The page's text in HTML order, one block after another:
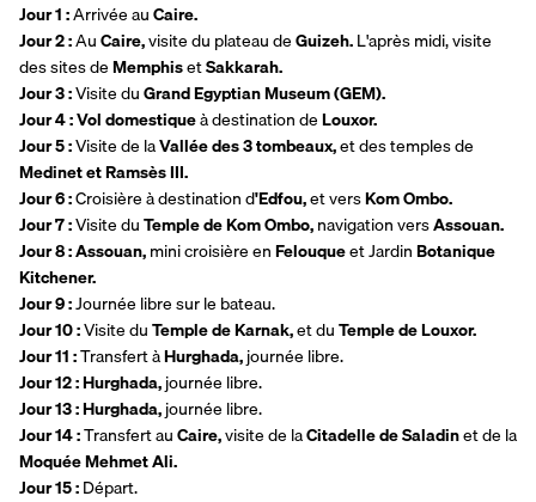
Jour 1 : Arrivée au Caire.
Jour 2 : Au Caire, visite du plateau de Guizeh. L'après midi, visite
des sites de Memphis et Sakkarah.
Jour 3 : Visite du Grand Egyptian Museum (GEM).
Jour 4 : Vol domestique à destination de Louxor.
Jour 5 : Visite de la Vallée des 3 tombeaux,
Medinet et Ramsès III.
Jour 6 : Croisière à destination d'Edfou, et vers Kom Ombo.
Jour 7 : Visite du Temple de Kom Ombo, navigation vers Assouan.
Jour 8 : Assouan, mini croisière en Felouque et Jardin Botanique
Kitchener.
Jour 9 : Journée libre sur le bateau.
Jour 10 : Visite du Temple de Karnak, et du Temple de Louxor.
Jour 11 : Transfert à Hurghada, journée libre.
Jour 12 : Hurghada, journée libre.
Jour 13 : Hurghada, journée libre.
Jour 14 : Transfert au Caire, visite de la Citadelle de Saladin
Moquée Mehmet Ali.
Jour 15 : Départ.